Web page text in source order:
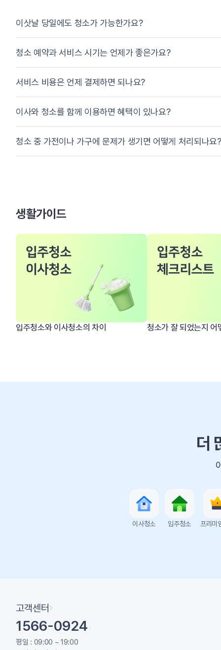
이삿날 당일에도 청소가 가능한가요?
청소 예약과 서비스 시기는 언제가 좋은가요?
서비스 비용은 언제 결제하면 되나요?
이사와 청소를 함께 이용하면 혜택이 있나요?
청소 중 가전이나 가구에 문제가 생기면 어떻게 처리되나요?
생활가이드
입주청소와 이사청소의 차이
더
이사청소 입주청소 프리미
고객센터
1566-0924
평일 : 09:00 ~ 19:00